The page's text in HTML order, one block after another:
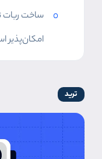
ساخت ربات
امکان‌پذیر
ترید